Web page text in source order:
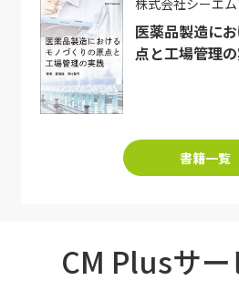
医薬品製造に
点と工場管理
書籍一覧
CM Plusサ